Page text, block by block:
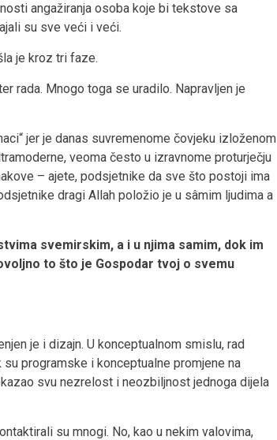
angažiranja osoba koje bi tekstove sa
su sve veći i veći.
je kroz tri faze.
rada. Mnogo toga se uradilo. Napravljen je
jer je danas suvremenome čovjeku izloženom
veoma često u izravnome proturječju
– ajete, podsjetnike da sve što postoji ima
dragi Allah položio je u sâmim ljudima a
svemirskim, a i u njima samim, dok im
to što je Gospodar tvoj o svemu
je i dizajn. U konceptualnom smislu, rad
programske i konceptualne promjene na
svu nezrelost i neozbiljnost jednoga dijela
su mnogi. No, kao u nekim valovima,